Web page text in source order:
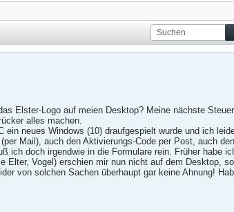
Elster-Logo auf meien Desktop? Meine nächste
alles machen.
ein neues Windows (10) draufgespielt wurde und ich
Mail), auch den Aktivierungs-Code per Post, auch
ich doch irgendwie in die Formulare rein. Früher habe
Elter, Vogel) erschien mir nun nicht auf dem Desktop,
von solchen Sachen überhaupt gar keine Ahnung!